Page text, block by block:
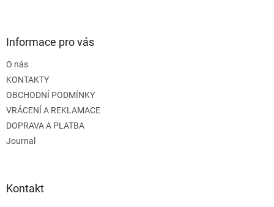
Informace pro vás
O nás
KONTAKTY
OBCHODNÍ PODMÍNKY
VRÁCENÍ A REKLAMACE
DOPRAVA A PLATBA
Journal
Kontakt